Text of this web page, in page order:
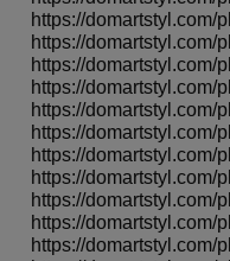
https://domartstyl.com/
https://domartstyl.com/
https://domartstyl.com/
https://domartstyl.com/
https://domartstyl.com/
https://domartstyl.com/
https://domartstyl.com/
https://domartstyl.com/
https://domartstyl.com/
https://domartstyl.com/
https://domartstyl.com/